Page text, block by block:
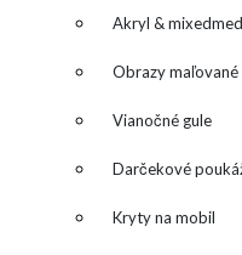
SUN” – “Modré
Akryl &
Obrazy maľované
Vianočné gule
Darčekové
Kryty na mobil
O MNE –
Moje maľovanie je
farieb a ich nekonečných
In my paintings I try to
that touched my soul.
inside, to unleash what is